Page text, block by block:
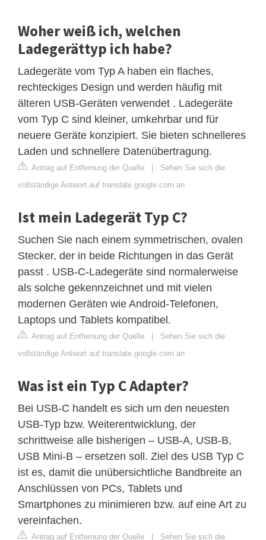
Woher weiß ich, welchen
Ladegerättyp ich habe?
Ladegeräte vom Typ A haben ein flaches,
rechteckiges Design und werden häufig mit
älteren USB-Geräten verwendet . Ladegeräte
vom Typ C sind kleiner, umkehrbar und für
neuere Geräte konzipiert. Sie bieten schnelleres
Laden und schnellere Datenübertragung.
Antrag auf Entfernung der Quelle | Sehen Sie sich die
vollständige Antwort auf translate.google.com an
Ist mein Ladegerät Typ C?
Suchen Sie nach einem symmetrischen, ovalen
Stecker, der in beide Richtungen in das Gerät
passt . USB-C-Ladegeräte sind normalerweise
als solche gekennzeichnet und mit vielen
modernen Geräten wie Android-Telefonen,
Laptops und Tablets kompatibel.
Antrag auf Entfernung der Quelle | Sehen Sie sich die
vollständige Antwort auf translate.google.com an
Was ist ein Typ C Adapter?
Bei USB-C handelt es sich um den neuesten
USB-Typ bzw. Weiterentwicklung, der
schrittweise alle bisherigen – USB-A, USB-B,
USB Mini-B – ersetzen soll. Ziel des USB Typ C
ist es, damit die unübersichtliche Bandbreite an
Anschlüssen von PCs, Tablets und
Smartphones zu minimieren bzw. auf eine Art zu
vereinfachen.
Antrag auf Entfernung der Quelle | Sehen Sie sich die